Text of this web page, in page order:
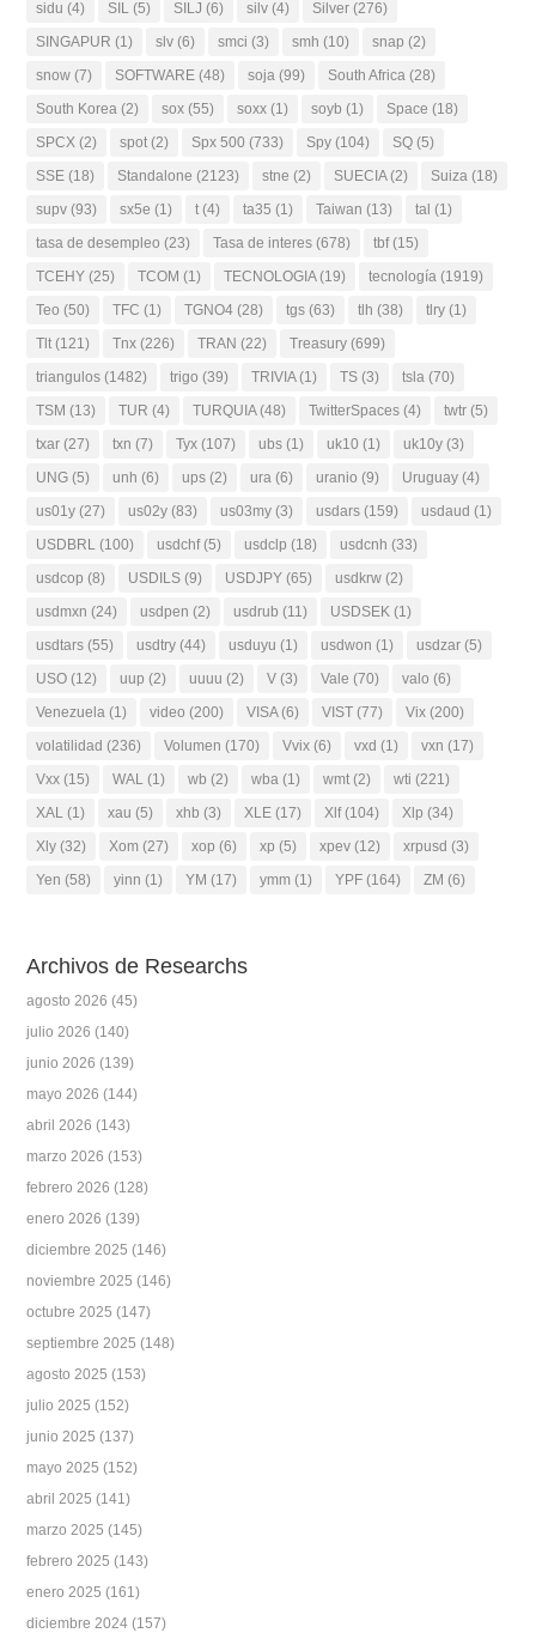
sidu (4) SIL (5) SILJ (6) silv (4) Silver (276)
SINGAPUR (1) slv (6) smci (3) smh (10) snap (2)
snow (7) SOFTWARE (48) soja (99) South Africa (28)
South Korea (2) sox (55) soxx (1) soyb (1) Space (18)
SPCX (2) spot (2) Spx 500 (733) Spy (104) SQ (5)
SSE (18) Standalone (2123) stne (2) SUECIA(2) Suiza (18)
supv (93) sx5e (1) t (4) ta35 (1) Taiwan (13) tal (1)
tasa de desempleo (23) Tasa de interes (678) tbf(15)
TCEHY (25) TCOM (1) TECNOLOGIA(19) tecnología (1919)
Teo (50) TFC (1) TGNO4 (28) tgs (63) tlh (38) tlry (1)
Tlt (121) Tnx (226) TRAN (22) Treasury (699)
triangulos (1482) trigo (39) TRIVIA(1) TS (3) tsla (70)
TSM (13) TUR (4) TURQUIA(48) TwitterSpaces (4) twtr (5)
txar (27) txn (7) Tyx (107) ubs (1) uk10 (1) uk10y (3)
UNG (5) unh (6) ups (2) ura (6) uranio (9) Uruguay (4)
us01y (27) us02y (83) us03my (3) usdars (159) usdaud (1)
USDBRL (100) usdchf(5) usdclp (18) usdcnh (33)
usdcop (8) USDILS (9) USDJPY (65) usdkrw (2)
usdmxn (24) usdpen (2) usdrub (11) USDSEK (1)
usdtars (55) usdtry (44) usduyu (1) usdwon (1) usdzar (5)
USO (12) uup (2) uuuu (2) V (3) Vale (70) valo (6)
Venezuela (1) video (200) VISA(6) VIST (77) Vix (200)
volatilidad (236) Volumen (170) Vvix (6) vxd (1) vxn (17)
Vxx (15) WAL (1) wb (2) wba (1) wmt (2) wti (221)
XAL (1) xau (5) xhb (3) XLE (17) Xlf(104) Xlp (34)
Xly (32) Xom (27) xop (6) xp (5) xpev (12) xrpusd (3)
Yen (58) yinn (1) YM (17) ymm (1) YPF (164) ZM (6)
Archivos de Researchs
agosto 2026 (45)
julio 2026 (140)
junio 2026 (139)
mayo 2026 (144)
abril 2026 (143)
marzo 2026 (153)
febrero 2026 (128)
enero 2026 (139)
diciembre 2025 (146)
noviembre 2025 (146)
octubre 2025 (147)
septiembre 2025 (148)
agosto 2025 (153)
julio 2025 (152)
junio 2025 (137)
mayo 2025 (152)
abril 2025 (141)
marzo 2025 (145)
febrero 2025 (143)
enero 2025 (161)
diciembre 2024 (157)